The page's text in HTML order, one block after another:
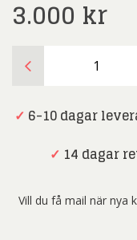
3.000 kr
Svenson
Angelica
havsörn
mängd
✓ 6-10 dagar
✓ 14 dagar
Vill du få mail när nya